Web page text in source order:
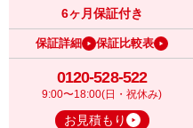
6ヶ月保証付き
保証詳細 保証比較表
0120-528-522
9:00〜18:00(日・祝休み)
お見積もり